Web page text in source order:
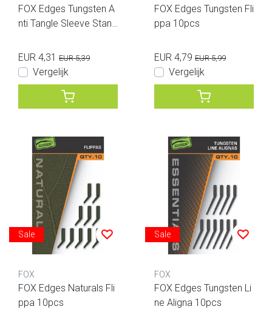
FOX Edges Tungsten A
nti Tangle Sleeve Stand
EUR 4,31 EUR 5,39
Vergelijk
FOX Edges Tungsten Fli
ppa 10pcs
EUR 4,79 EUR 5,99
Vergelijk
Sale
FOX
FOX Edges Naturals Fli
ppa 10pcs
Sale
FOX
FOX Edges Tungsten Li
ne Aligna 10pcs